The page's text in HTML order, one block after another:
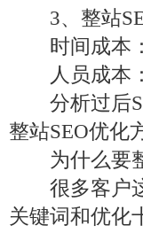
3、整站
时间成本
人员成本
分析过后
整站SEO优化
为什么要整
很多客户这
关键词和优化